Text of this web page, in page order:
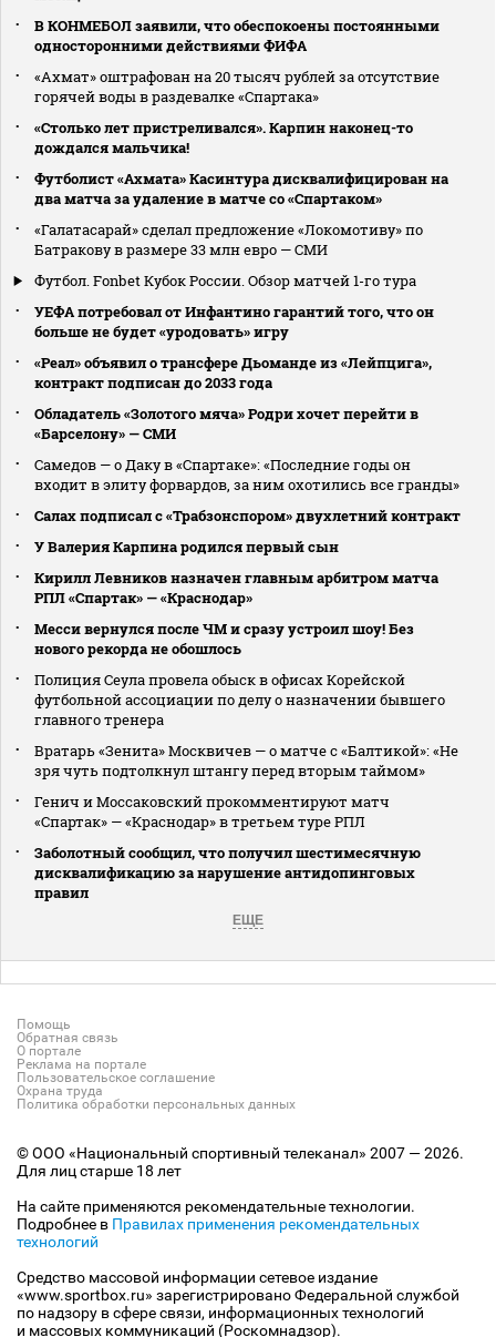
В КОНМЕБОЛ заявили, что обеспокоены постоянными
односторонними действиями ФИФА
«Ахмат» оштрафован на 20 тысяч рублей за отсутствие
горячей воды в раздевалке «Спартака»
«Столько лет пристреливался». Карпин наконец-то
дождался мальчика!
Футболист «Ахмата» Касинтура дисквалифицирован на
два матча за удаление в матче со «Спартаком»
«Галатасарай» сделал предложение «Локомотиву» по
Батракову в размере 33 млн евро — СМИ
Футбол. Fonbet Кубок России. Обзор матчей 1-го тура
УЕФА потребовал от Инфантино гарантий того, что он
больше не будет «уродовать» игру
«Реал» объявил о трансфере Дьоманде из «Лейпцига»,
контракт подписан до 2033 года
Обладатель «Золотого мяча» Родри хочет перейти в
«Барселону» — СМИ
Самедов — о Даку в «Спартаке»: «Последние годы он
входит в элиту форвардов, за ним охотились все гранды»
Салах подписал с «Трабзонспором» двухлетний контракт
У Валерия Карпина родился первый сын
Кирилл Левников назначен главным арбитром матча
РПЛ «Спартак» — «Краснодар»
Месси вернулся после ЧМ и сразу устроил шоу! Без
нового рекорда не обошлось
Полиция Сеула провела обыск в офисах Корейской
футбольной ассоциации по делу о назначении бывшего
главного тренера
Вратарь «Зенита» Москвичев — о матче с «Балтикой»: «Не
зря чуть подтолкнул штангу перед вторым таймом»
Генич и Моссаковский прокомментируют матч
«Спартак» — «Краснодар» в третьем туре РПЛ
Заболотный сообщил, что получил шестимесячную
дисквалификацию за нарушение антидопинговых
правил
ЕЩЕ
Помощь
Обратная связь
О портале
Реклама на портале
Пользовательское соглашение
Охрана труда
Политика обработки персональных данных
© ООО «Национальный спортивный телеканал» 2007 — 2026.
Для лиц старше 18 лет
На сайте применяются рекомендательные технологии.
Подробнее в Правилах применения рекомендательных
технологий
Средство массовой информации сетевое издание
«www.sportbox.ru» зарегистрировано Федеральной службой
по надзору в сфере связи, информационных технологий
и массовых коммуникаций (Роскомнадзор).